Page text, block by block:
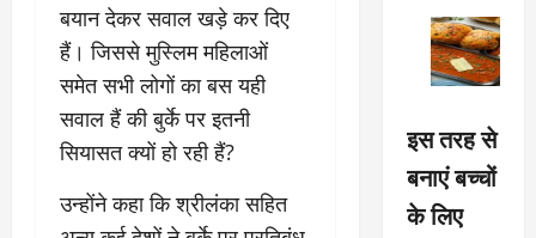
बयान देकर सवाल खड़े कर दिए
हैं। जिससे मुस्लिम महिलाओं
समेत सभी लोगों का बस यही
सवाल हैं की बुर्के पर इतनी
सियासत क्यों हो रही हैं?
उन्होंने कहा कि श्रीलंका सहित
इस तरह से
बनाएं बच्चों
के लिए